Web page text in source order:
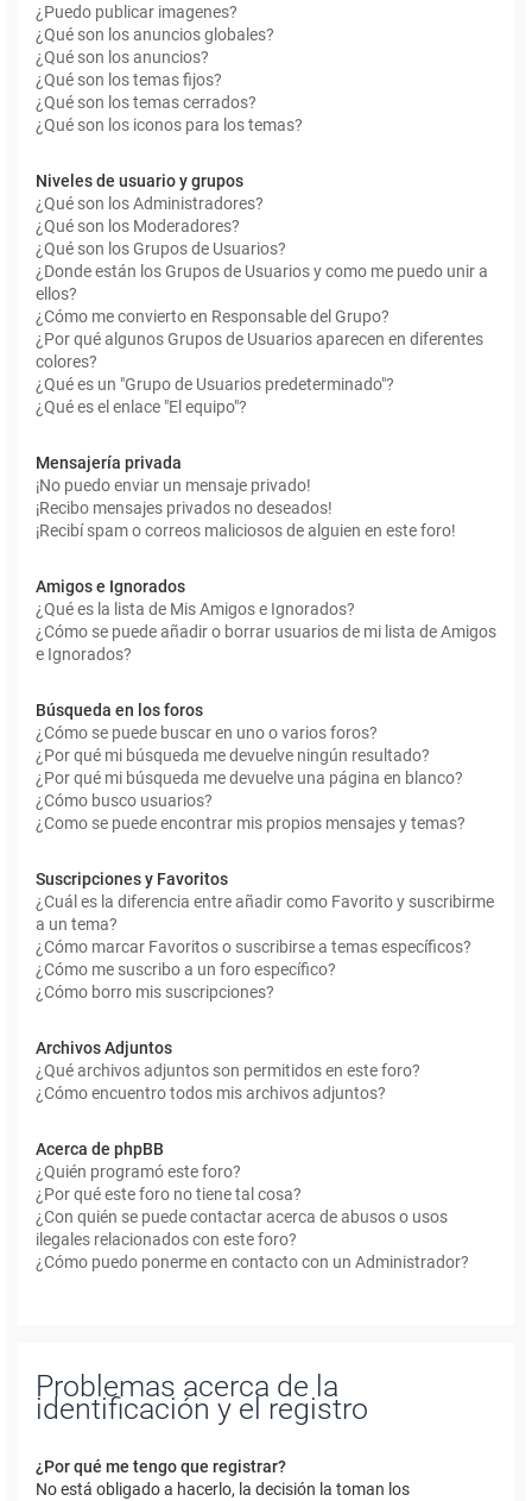
¿Puedo publicar imagenes?
¿Qué son los anuncios globales?
¿Qué son los anuncios?
¿Qué son los temas fijos?
¿Qué son los temas cerrados?
¿Qué son los iconos para los temas?
Niveles de usuario y grupos
¿Qué son los Administradores?
¿Qué son los Moderadores?
¿Qué son los Grupos de Usuarios?
¿Donde están los Grupos de Usuarios y como me puedo unir a
ellos?
¿Cómo me convierto en Responsable del Grupo?
¿Por qué algunos Grupos de Usuarios aparecen en diferentes
colores?
¿Qué es un "Grupo de Usuarios predeterminado"?
¿Qué es el enlace "El equipo"?
Mensajería privada
¡No puedo enviar un mensaje privado!
¡Recibo mensajes privados no deseados!
¡Recibí spam o correos maliciosos de alguien en este foro!
Amigos e Ignorados
¿Qué es la lista de Mis Amigos e Ignorados?
¿Cómo se puede añadir o borrar usuarios de mi lista de Amigos
e Ignorados?
Búsqueda en los foros
¿Cómo se puede buscar en uno o varios foros?
¿Por qué mi búsqueda me devuelve ningún resultado?
¿Por qué mi búsqueda me devuelve una página en blanco?
¿Cómo busco usuarios?
¿Como se puede encontrar mis propios mensajes y temas?
Suscripciones y Favoritos
¿Cuál es la diferencia entre añadir como Favorito y suscribirme
a un tema?
¿Cómo marcar Favoritos o suscribirse a temas específicos?
¿Cómo me suscribo a un foro específico?
¿Cómo borro mis suscripciones?
Archivos Adjuntos
¿Qué archivos adjuntos son permitidos en este foro?
¿Cómo encuentro todos mis archivos adjuntos?
Acerca de phpBB
¿Quién programó este foro?
¿Por qué este foro no tiene tal cosa?
¿Con quién se puede contactar acerca de abusos o usos
ilegales relacionados con este foro?
¿Cómo puedo ponerme en contacto con un Administrador?
Problemas acerca de la
identificación y el registro
¿Por qué me tengo que registrar?
No está obligado a hacerlo, la decisión la toman los